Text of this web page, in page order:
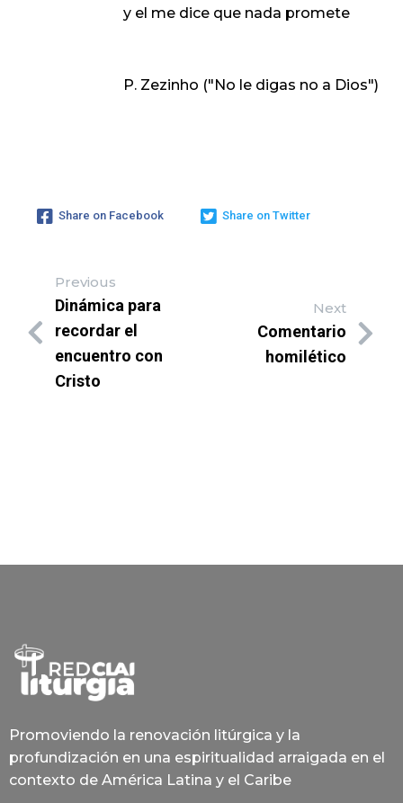
y el me dice que nada promete
P. Zezinho ("No le digas no a Dios")
Share on Facebook Share on Twitter
Previous
Dinámica para
recordar el
encuentro con
Cristo
Next
Comentario
homilético
Promoviendo la renovación litúrgica y la
profundización en una espiritualidad arraigada en el
contexto de América Latina y el Caribe